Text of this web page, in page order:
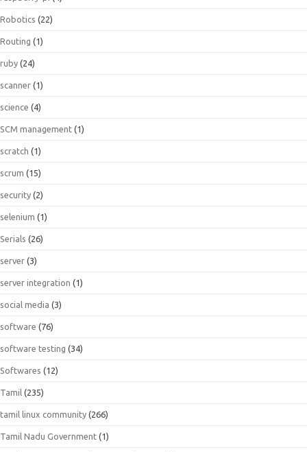
Robotics (22)
Routing (1)
ruby (24)
scanner (1)
science (4)
SCM management (1)
scratch (1)
scrum (15)
security (2)
selenium (1)
Serials (26)
server (3)
server integration (1)
social media (3)
software (76)
software testing (34)
Softwares (12)
Tamil (235)
tamil linux community (266)
Tamil Nadu Government (1)